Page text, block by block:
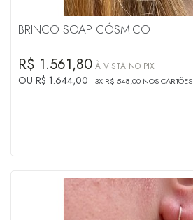
BRINCO SOAP CÓSMICO
R$ 1.561,80 À VISTA NO PIX
OU R$ 1.644,00 3X R$ 548,00 NOS CARTÕES